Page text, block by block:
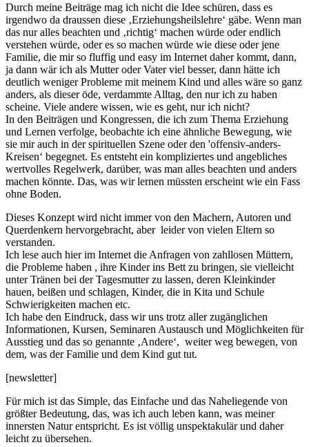
Durch meine Beiträge mag ich nicht die Idee schüren, dass es
irgendwo da draussen diese ‚Erziehungsheilslehre‘ gäbe. Wenn man
das nur alles beachten und ‚richtig‘ machen würde oder endlich
verstehen würde, oder es so machen würde wie diese oder jene
Familie, die mir so fluffig und easy im Internet daher kommt, dann,
ja dann wär ich als Mutter oder Vater viel besser, dann hätte ich
deutlich weniger Probleme mit meinem Kind und alles wäre so ganz
anders, als dieser öde, verdammte Alltag, den nur ich zu haben
scheine. Viele andere wissen, wie es geht, nur ich nicht?
In den Beiträgen und Kongressen, die ich zum Thema Erziehung
und Lernen verfolge, beobachte ich eine ähnliche Bewegung, wie
sie mir auch in der spirituellen Szene oder den 'offensiv-anders-
Kreisen‘ begegnet. Es entsteht ein kompliziertes und angebliches
wertvolles Regelwerk, darüber, was man alles beachten und anders
machen könnte. Das, was wir lernen müssten erscheint wie ein Fass
ohne Boden.
Dieses Konzept wird nicht immer von den Machern, Autoren und
Querdenkern hervorgebracht, aber leider von vielen Eltern so
verstanden.
Ich lese auch hier im Internet die Anfragen von zahllosen Müttern,
die Probleme haben , ihre Kinder ins Bett zu bringen, sie vielleicht
unter Tränen bei der Tagesmutter zu lassen, deren Kleinkinder
hauen, beißen und schlagen, Kinder, die in Kita und Schule
Schwierigkeiten machen etc.
Ich habe den Eindruck, dass wir uns trotz aller zugänglichen
Informationen, Kursen, Seminaren Austausch und Möglichkeiten für
Ausstieg und das so genannte ‚Andere‘, weiter weg bewegen, von
dem, was der Familie und dem Kind gut tut.
[newsletter]
Für mich ist das Simple, das Einfache und das Naheliegende von
größter Bedeutung, das, was ich auch leben kann, was meiner
innersten Natur entspricht. Es ist völlig unspektakulär und daher
leicht zu übersehen.